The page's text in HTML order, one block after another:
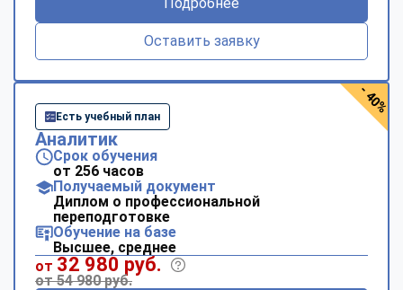
Оставить заявку
Есть учебный план
Аналитик
Срок обучения
от 256 часов
Получаемый документ
Диплом о профессиональной
переподготовке
Обучение на базе
Высшее, среднее
от 32 980 руб.
от 54 980 руб.
- 40%